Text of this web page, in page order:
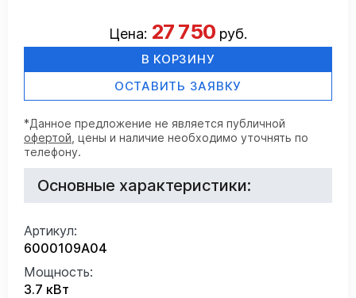
Цена: 27 750 руб.
В КОРЗИНУ
ОСТАВИТЬ ЗАЯВКУ
*Данное предложение не является публичной
офертой , цены и наличие необходимо уточнять по
телефону.
Основные характеристики:
Артикул:
6000109А04
Мощность:
3.7 кВт